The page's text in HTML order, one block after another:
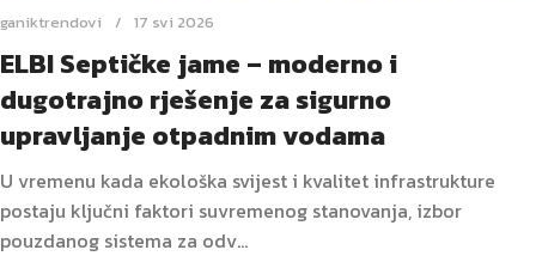
ganiktrendovi 17 svi 2026
ELBI Septičke jame – moderno i
dugotrajno rješenje za sigurno
upravljanje otpadnim vodama
U vremenu kada ekološka svijest i kvalitet infrastrukture
postaju ključni faktori suvremenog stanovanja, izbor
pouzdanog sistema za odv...